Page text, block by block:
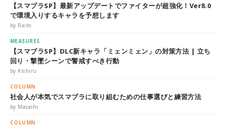
【スマブラSP】最新アップデートでファイターが超強化！Ver8.0
で環境入りするキャラを予想します
by Raito
MEASURES
【スマブラSP】DLC新キャラ「ミェンミェン」の対策方法 | 立ち
回り・撃墜シーンで警戒すべき行動
by Kishiru
COLUMN
社会人が本気でスマブラに取り組むための仕事選びと練習方法
by Masashi
COLUMN